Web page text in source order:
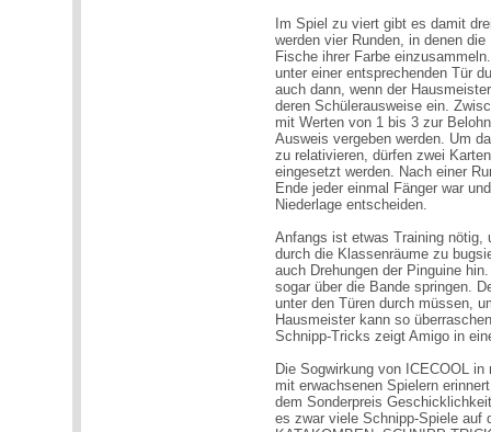
Im Spiel zu viert gibt es damit
werden vier Runden, in denen
Fische ihrer Farbe
unter einer entsprechenden Tür
auch dann, wenn der
deren Schülerausweise ein.
mit Werten von 1 bis 3 zur
Ausweis vergeben werden. Um
zu relativieren, dürfen zwei
eingesetzt werden. Nach einer
Ende jeder einmal Fänger war
Niederlage entscheiden.
Anfangs ist etwas Training nötig,
durch die Klassenräume zu
auch Drehungen der Pinguine
sogar über die Bande springen.
unter den Türen durch müssen,
Hausmeister kann so
Schnipp-Tricks zeigt Amigo in
Die Sogwirkung von ICECOOL
mit erwachsenen Spielern
dem Sonderpreis
es zwar viele Schnipp-Spiele auf